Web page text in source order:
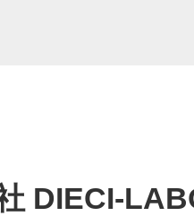
DIECI-